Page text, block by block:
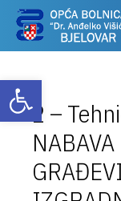
Otvori alatnu traku
2 –